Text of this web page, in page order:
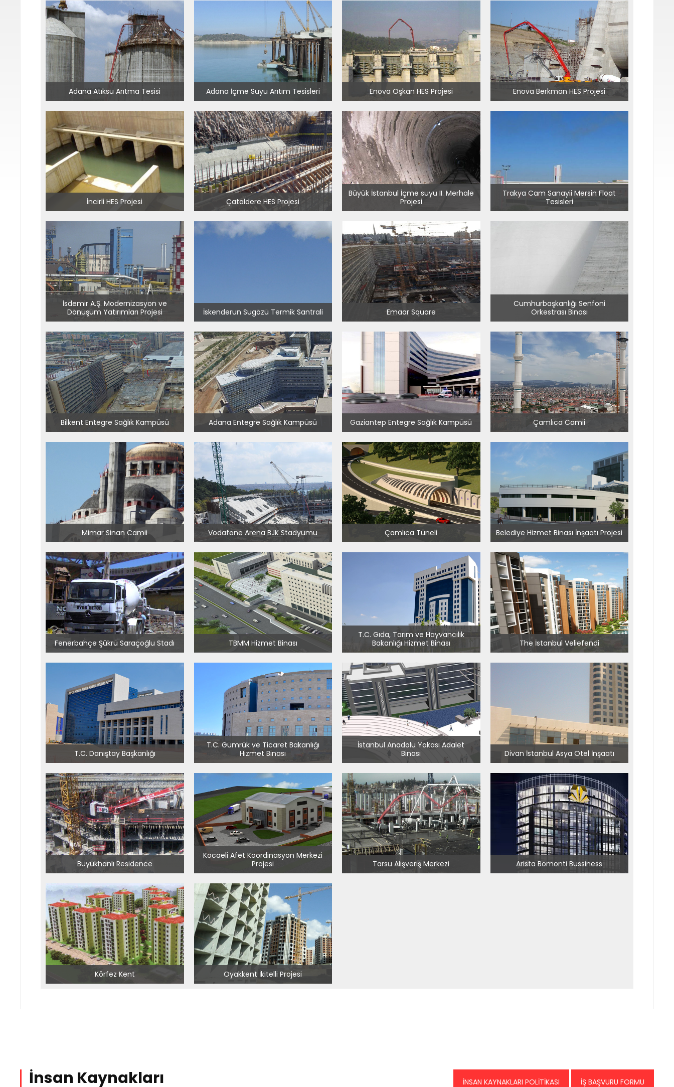
Adana Atıksu Arıtma Tesisi Adana İçme Suyu Arıtım Tesisleri Enova Oşkan HES Projesi Enova Berkman HES Projesi
İncirli HES Projesi Çataldere HES Projesi
Büyük İstanbul İçme suyu II. Merhale
Projesi
Trakya Cam Sanayii Mersin Float
Tesisleri
İsdemir A.Ş. Modernizasyon ve
Dönüşüm Yatırımları Projesi
İskenderun Sugözü Termik Santrali Emaar Square
Cumhurbaşkanlığı Senfoni
Orkestrası Binası
Bilkent Entegre Sağlık Kampüsü Adana Entegre Sağlık Kampüsü Gaziantep Entegre Sağlık Kampüsü Çamlıca Camii
Mimar Sinan Camii Vodafone Arena BJK Stadyumu Çamlıca Tüneli Belediye Hizmet Binası İnşaatı Projesi
Fenerbahçe Şükrü Saraçoğlu Stadı TBMM Hizmet Binası
T.C. Gıda, Tarım ve Hayvancılık
Bakanlığı Hizmet Binası
The İstanbul Veliefendi
T.C. Danıştay Başkanlığı
T.C. Gümrük ve Ticaret Bakanlığı
Hizmet Binası
İstanbul Anadolu Yakası Adalet
Binası
Divan İstanbul Asya Otel İnşaatı
Büyükhanlı Residence
Kocaeli Afet Koordinasyon Merkezi
Projesi
Tarsu Alışveriş Merkezi Arista Bomonti Bussiness
Körfez Kent Oyakkent İkitelli Projesi
İnsan Kaynakları İNSAN KAYNAKLARI POLİTİKASI İŞ BAŞVURU FORMU